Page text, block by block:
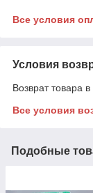
Все условия
Условия
Возврат товара
Все условия
Подобные